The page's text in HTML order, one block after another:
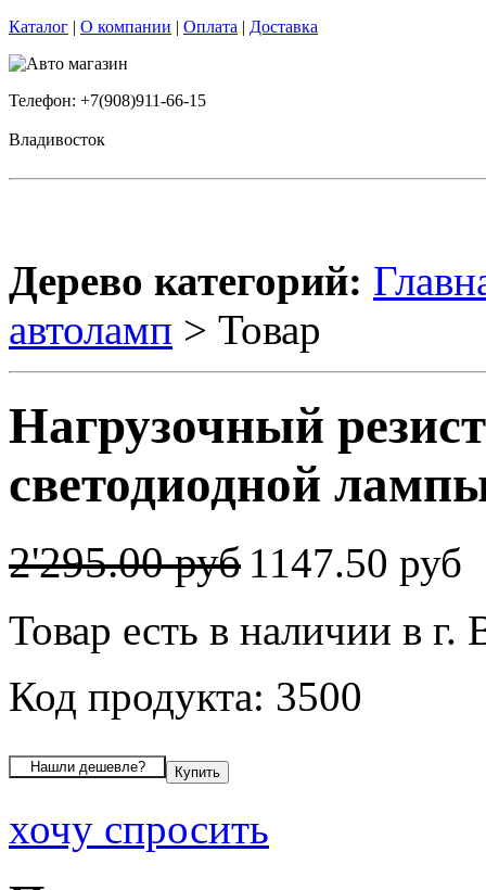
Каталог | О компании | Оплата | Доставка
Телефон: +7(908)911-66-15
Владивосток
Дерево категорий:
автоламп > Товар
Нагрузочный
светодиодной
2'295.00 руб 1147.50 руб
Товар есть в наличии в г.
Код продукта: 3500
хочу спросить